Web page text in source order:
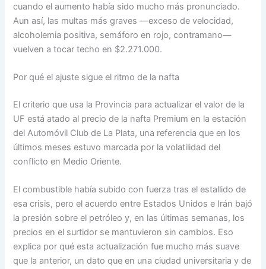
cuando el aumento había sido mucho más pronunciado.
Aun así, las multas más graves —exceso de velocidad,
alcoholemia positiva, semáforo en rojo, contramano—
vuelven a tocar techo en $2.271.000.
Por qué el ajuste sigue el ritmo de la nafta
El criterio que usa la Provincia para actualizar el valor de la
UF está atado al precio de la nafta Premium en la estación
del Automóvil Club de La Plata, una referencia que en los
últimos meses estuvo marcada por la volatilidad del
conflicto en Medio Oriente.
El combustible había subido con fuerza tras el estallido de
esa crisis, pero el acuerdo entre Estados Unidos e Irán bajó
la presión sobre el petróleo y, en las últimas semanas, los
precios en el surtidor se mantuvieron sin cambios. Eso
explica por qué esta actualización fue mucho más suave
que la anterior, un dato que en una ciudad universitaria y de